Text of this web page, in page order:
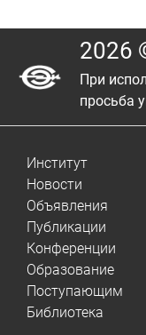
2026
При
просьба
Институт
Новости
Объявления
Публикации
Конференции
Образование
Поступающим
Библиотека